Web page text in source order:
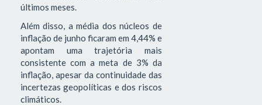
últimos meses.
Além disso, a média dos núcleos de
inflação de junho ficaram em 4,44% e
apontam uma trajetória mais
consistente com a meta de 3% da
inflação, apesar da continuidade das
incertezas geopolíticas e dos riscos
climáticos.